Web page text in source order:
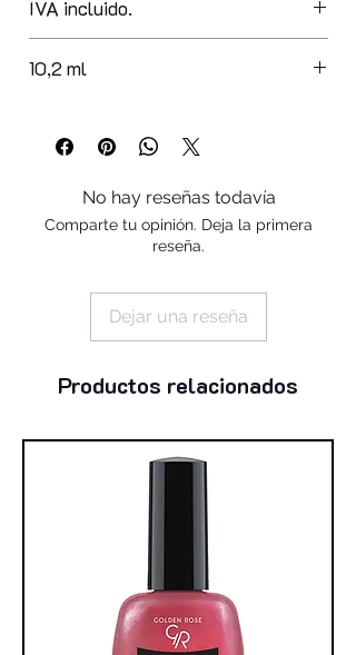
nitrocellulose, adipic acid/neopentyl
glycol/trimellitic anhydride copolymer,
acetyl tributyl citrate, isopropyl
styrene/acrylates copolymer, n-butyl
alcohol, silica, benzophenone-1,
trimethylpentanediyl dibenzoate,
polyvinyl butyral
IVA incluido.
10,2 ml
No hay reseñas todavía
Comparte tu opinión. Deja la primera
reseña.
Dejar una reseña
Productos relacionados